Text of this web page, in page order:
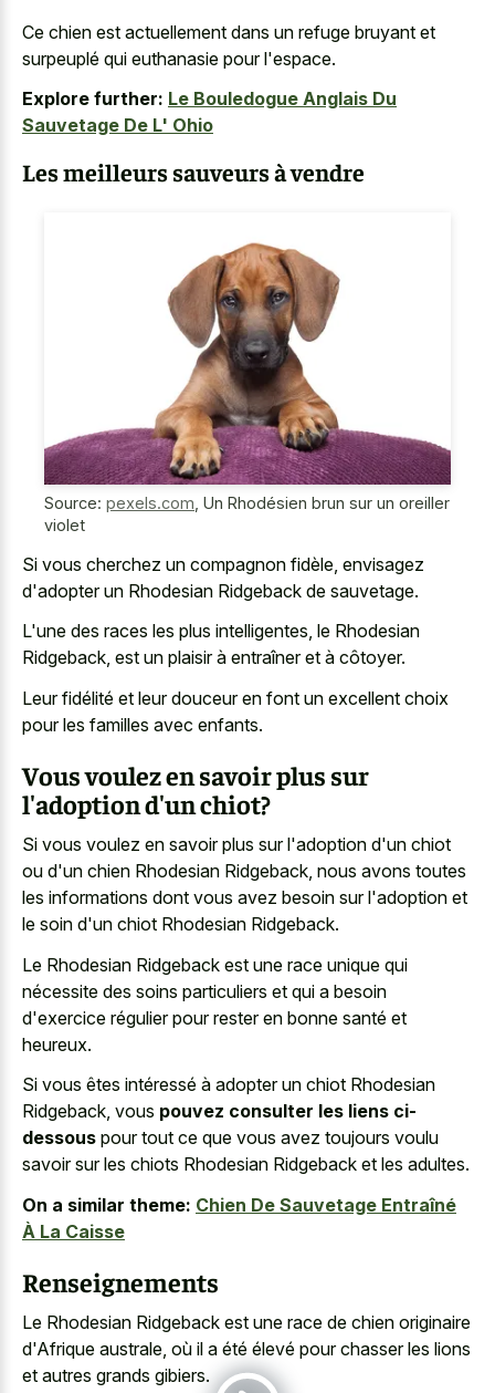
Ce chien est actuellement dans un refuge bruyant et
surpeuplé qui euthanasie pour l'espace.
Explore further: Le Bouledogue Anglais Du
Sauvetage De L' Ohio
Les meilleurs sauveurs à vendre
Source: pexels.com Un Rhodésien brun sur un oreiller
violet
Si vous cherchez un compagnon fidèle, envisagez
d'adopter un Rhodesian Ridgeback de sauvetage.
L'une des races les plus intelligentes, le Rhodesian
Ridgeback, est un plaisir à entraîner et à côtoyer.
Leur fidélité et leur douceur en font un excellent choix
pour les familles avec enfants.
Vous voulez en savoir plus sur
l'adoption d'un chiot?
Si vous voulez en savoir plus sur l'adoption d'un chiot
ou d'un chien Rhodesian Ridgeback, nous avons toutes
les informations dont vous avez besoin sur l'adoption et
le soin d'un chiot Rhodesian Ridgeback.
Le Rhodesian Ridgeback est une race unique qui
nécessite des soins particuliers et qui a besoin
d'exercice régulier pour rester en bonne santé et
heureux.
Si vous êtes intéressé à adopter un chiot Rhodesian
Ridgeback, vous pouvez consulter les liens ci-
dessous pour tout ce que vous avez toujours voulu
savoir sur les chiots Rhodesian Ridgeback et les adultes.
On a similar theme: Chien De Sauvetage Entraîné
À La Caisse
Renseignements
Le Rhodesian Ridgeback est une race de chien originaire
d'Afrique australe, où il a été élevé pour chasser les lions
et autres grands gibiers.